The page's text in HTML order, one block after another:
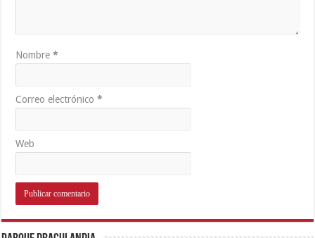
Nombre*
Correo electrónico*
Web